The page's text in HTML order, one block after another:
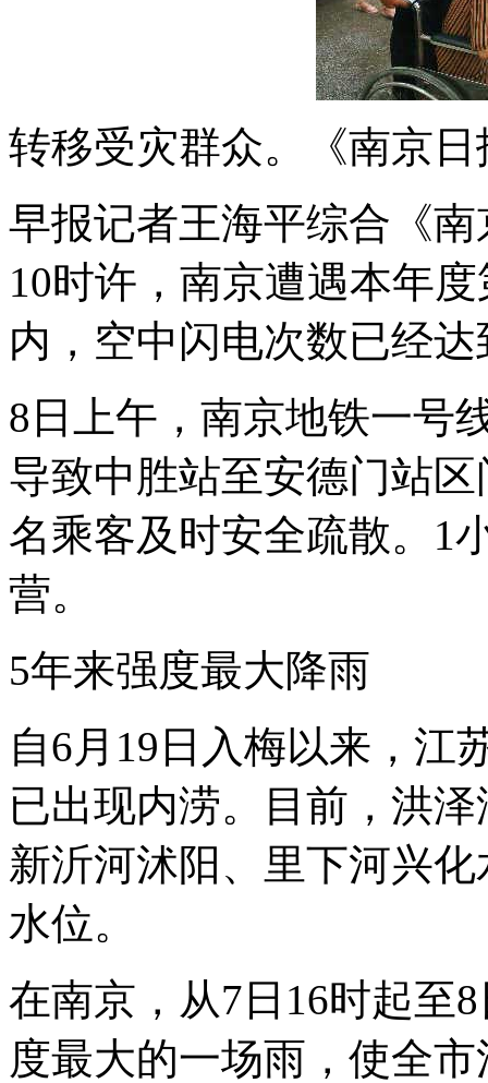
转移受灾群众。《南京日
早报记者王海平综合《
10时许，南京遭遇本年
内，空中闪电次数已经达
8日上午，南京地铁一号
导致中胜站至安德门站
名乘客及时安全疏散。1
营。
5年来强度最大降雨
自6月19日入梅以来，江
已出现内涝。目前，洪
新沂河沭阳、里下河兴
水位。
在南京，从7日16时起至
度最大的一场雨，使全